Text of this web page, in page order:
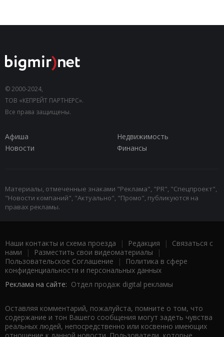
© 2000-2024,
ТОВ «КЕПРЕЙТ ПАРТНЕРС».
Все права защищены.
Афиша
Недвижимость
Новости
Финансы
Материалы, отмеченные знаками "Реклама", "PR", "Спецпроект",
"Новости компаний", "Актуально", "Промо", публикуются на
правах рекламы.
Наши контакты и схема проезда | Редакция | Связаться с
нами | Разместить свои видеоматериалы |
Пользовательское Соглашение |
Политика в сфере
конфиденциальности и персональных данных
Реклама на сайте: Отдел продаж digital рекламы
Оставляя комментарий, пожалуйста, помните о том, что
содержание и тон Вашего сообщения могут задеть чувства
реальных людей, непосредственно или косвенно имеющих